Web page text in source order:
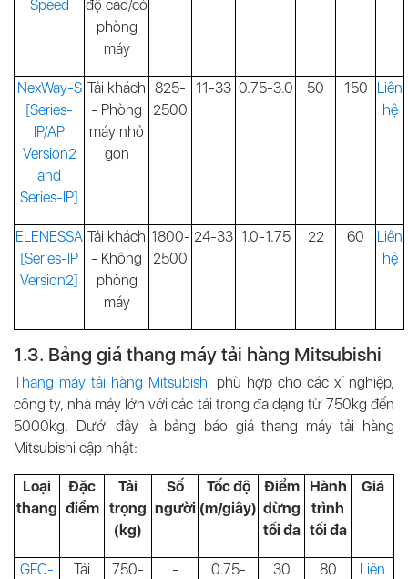
Speed
độ cao/có
phòng
máy
NexWay-S
[Series-
IP/AP
Version2
and
Series-IP]
Tải khách
- Phòng
máy nhỏ
gọn
825-
2500
11-33 0.75-3.0 50 150
Liên
hệ
ELENESSA
[Series-IP
Version2]
Tải khách
- Không
phòng
máy
1800-
2500
24-33 1.0-1.75 22 60
Liên
hệ
1.3. Bảng giá thang máy tải hàng Mitsubishi
Thang máy tải hàng Mitsubishi phù hợp cho các xí nghiệp,
công ty, nhà máy lớn với các tải trọng đa dạng từ 750kg đến
5000kg. Dưới đây là bảng báo giá thang máy tải hàng
Mitsubishi cập nhật:
Loại
thang
Đặc
điểm
Tải
trọng
(kg)
Số
người
Tốc độ
(m/giây)
Điểm
dừng
tối đa
Hành
trình
tối đa
Giá
GFC- Tải 750- - 0.75- 30 80 Liên